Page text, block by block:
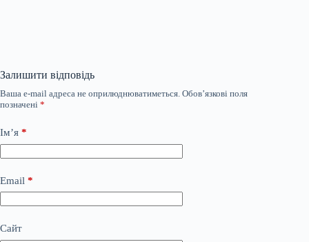
Залишити відповідь
Ваша e-mail адреса не оприлюднюватиметься. Обов’язкові поля
позначені *
Ім’я *
Email *
Сайт